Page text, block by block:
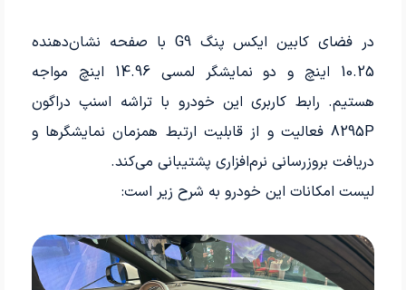
در فضای کابین ایکس پنگ G9 با صفحه نشان‌دهنده
10.25 اینچ و دو نمایشگر لمسی 14.96 اینچ مواجه
هستیم. رابط کاربری این خودرو با تراشه اسنپ دراگون
8295P فعالیت و از قابلیت ارتبط همزمان نمایشگرها و
دریافت بروزرسانی نرم‌افزاری پشتیبانی می‌کند.
لیست امکانات این خودرو به شرح زیر است: